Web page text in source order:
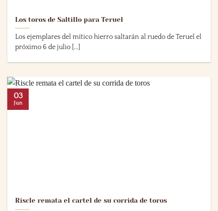
Los toros de Saltillo para Teruel
Los ejemplares del mítico hierro saltarán al ruedo de Teruel el
próximo 6 de julio [...]
Riscle remata el cartel de su corrida de toros
03
Jun